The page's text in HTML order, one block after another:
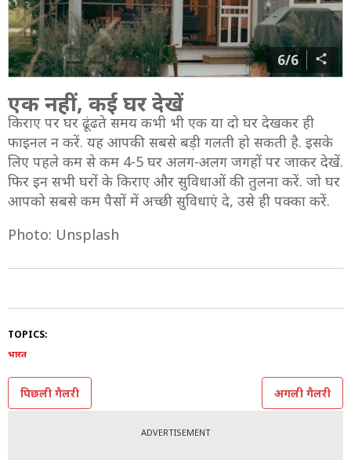
6/6
एक नहीं, कई घर देखें
किराए पर घर ढूंढते समय कभी भी एक या दो घर देखकर ही
फाइनल न करें. यह आपकी सबसे बड़ी गलती हो सकती है. इसके
लिए पहले कम से कम 4-5 घर अलग-अलग जगहों पर जाकर देखें.
फिर इन सभी घरों के किराए और सुविधाओं की तुलना करें. जो घर
आपको सबसे कम पैसों में अच्छी सुविधाएं दे, उसे ही पक्का करें.
Photo: Unsplash
TOPICS:
भारत
पिछली गैलरी अगली गैलरी
ADVERTISEMENT